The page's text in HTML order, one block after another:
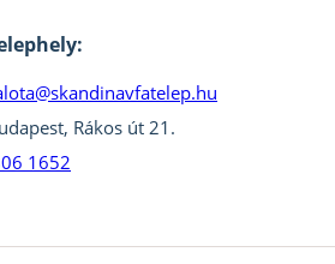
Rákos út 21.
1652